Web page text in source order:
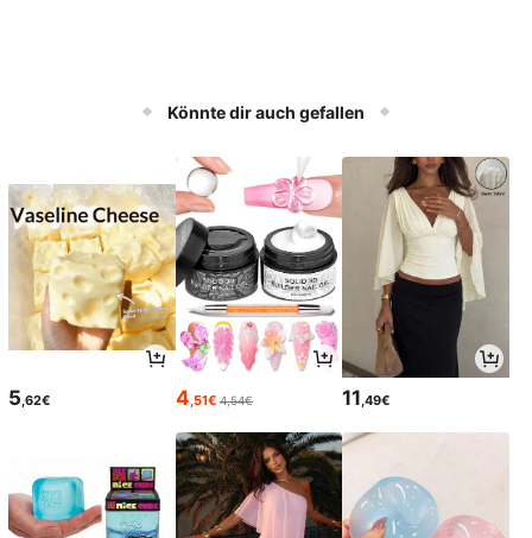
Könnte dir auch gefallen
5 ,62€ 4 ,51€ 4,54€ 11 ,49€